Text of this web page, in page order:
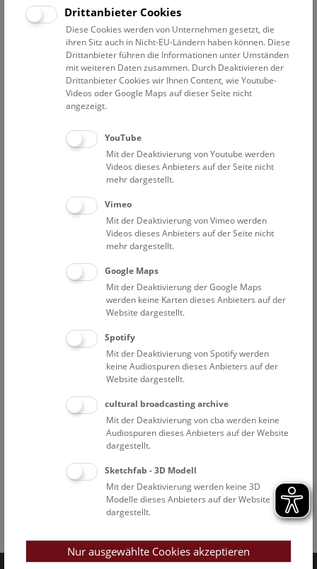
Filter zurücksetzen
26. August 2019
Bisher keine Ergebnisse. Dienstags ist das NHM Wien
in der Regel geschlossen. Ausnahmen finden sie
Eine Nacht im Museum
Drittanbieter Cookies
Diese Cookies werden von Unternehmen gesetzt, die
ihren Sitz auch in Nicht-EU-Ländern haben können. Diese
Drittanbieter führen die Informationen unter Umständen
mit weiteren Daten zusammen. Durch Deaktivieren der
Drittanbieter Cookies wir Ihnen Content, wie Youtube-
Videos oder Google Maps auf dieser Seite nicht
angezeigt.
YouTube
Mit der Deaktivierung von Youtube werden
Videos dieses Anbieters auf der Seite nicht
mehr dargestellt.
Vimeo
Mit der Deaktivierung von Vimeo werden
Videos dieses Anbieters auf der Seite nicht
mehr dargestellt.
Google Maps
Mit der Deaktivierung der Google Maps
werden keine Karten dieses Anbieters auf der
Website dargestellt.
Spotify
Mit der Deaktivierung von Spotify werden
keine Audiospuren dieses Anbieters auf der
Website dargestellt.
cultural broadcasting archive
Mit der Deaktivierung von cba werden keine
Audiospuren dieses Anbieters auf der Website
dargestellt.
Sketchfab - 3D Modell
Mit der Deaktivierung werden keine 3D
Modelle dieses Anbieters auf der Website
dargestellt.
Nur ausgewählte Cookies akzeptieren